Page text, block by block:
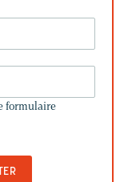
formulaire